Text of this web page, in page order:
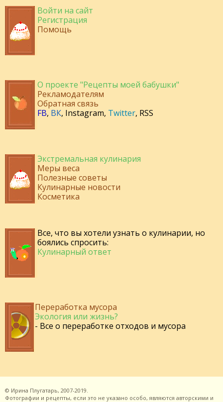
Войти на сайт
Регистрация
Помощь
О проекте "Рецепты моей бабушки"
Рекламодателям
Обратная связь
FB, ВК, Instagram, Twitter, RSS
Экстремальная кулинария
Меры веса
Полезные советы
Кулинарные новости
Косметика
Все, что вы хотели узнать о кулинарии, но
боялись спросить:
Кулинарный ответ
Переработка мусора
Экология или жизнь?
- Все о переработке отходов и мусора
© Ирина Плугатарь, 2007-2019.
Фотографии и рецепты, если это не указано особо, являются авторскими и